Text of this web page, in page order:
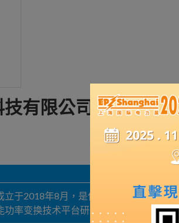
有限公司
立于2018年8月，是位于昌平区的从事
率变换技术平台研发与应用，着力于